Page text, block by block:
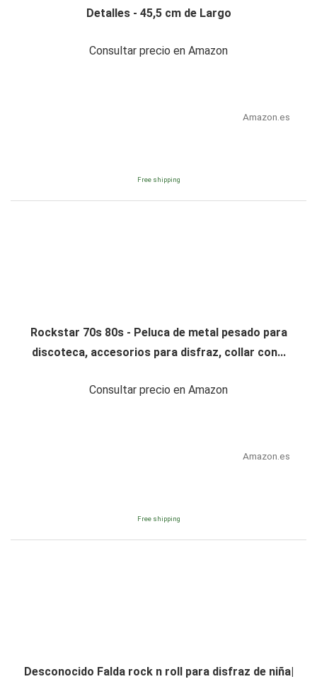
Detalles - 45,5 cm de Largo
Consultar precio en Amazon
Amazon.es
Free shipping
Rockstar 70s 80s - Peluca de metal pesado para
discoteca, accesorios para disfraz, collar con...
Consultar precio en Amazon
Amazon.es
Free shipping
Desconocido Falda rock n roll para disfraz de niña|